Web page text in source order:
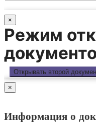
×
Режим
Открывать второй
×
Информация о